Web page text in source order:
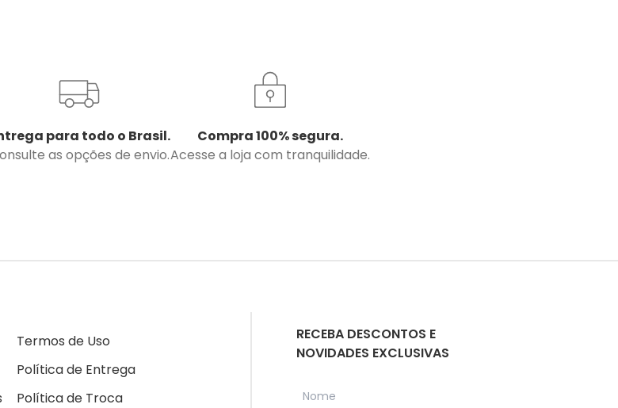
para todo o Brasil.
as opções de envio.
Compra 100% segura.
Acesse a loja com tranquilidade.
Termos de Uso
Política de Entrega
Política de Troca
RECEBA DESCONTOS E
NOVIDADES EXCLUSIVAS